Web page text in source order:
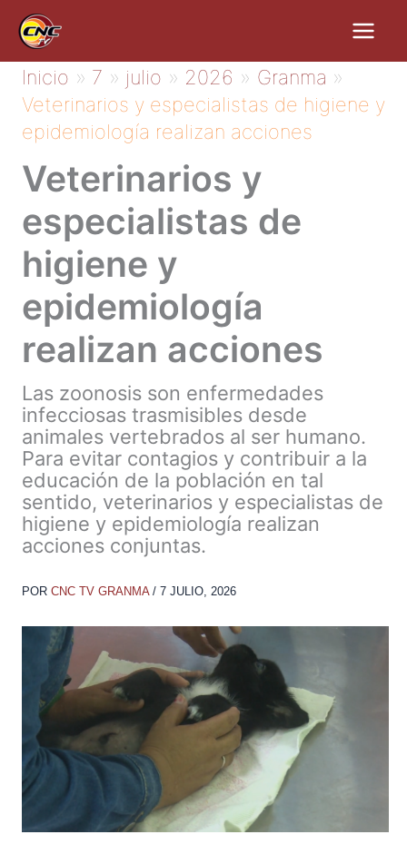
contenido
Inicio 7 julio 2026
Granma
Veterinarios y especialistas de higiene y
epidemiología realizan acciones
Veterinarios y
especialistas de
higiene y
epidemiología
realizan acciones
Las zoonosis son enfermedades
infecciosas trasmisibles desde
animales vertebrados al ser humano.
Para evitar contagios y contribuir a la
educación de la población en tal
sentido, veterinarios y especialistas de
higiene y epidemiología realizan
acciones conjuntas.
POR CNC TV GRANMA / 7 JULIO, 2026